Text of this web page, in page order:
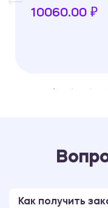
10060.00 ₽
Как получить